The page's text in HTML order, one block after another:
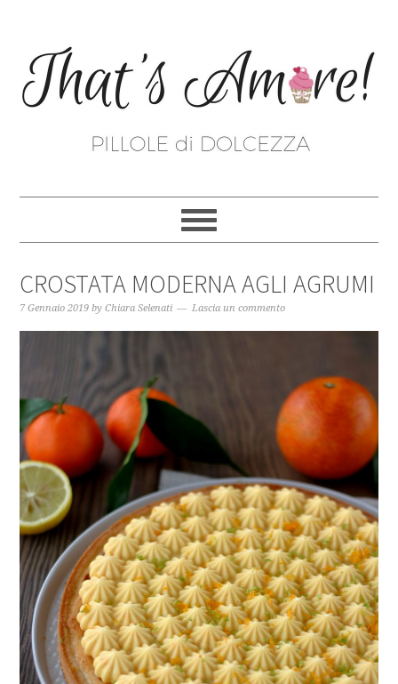
CROSTATA MODERNA AGLI AGRUMI
7 Gennaio 2019 byChiara Selenati Lascia un commento